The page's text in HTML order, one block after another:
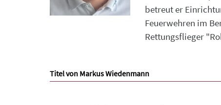
betreut er
Feuerwehren im
Rettungsflieger
Titel von Markus Wiedenmann